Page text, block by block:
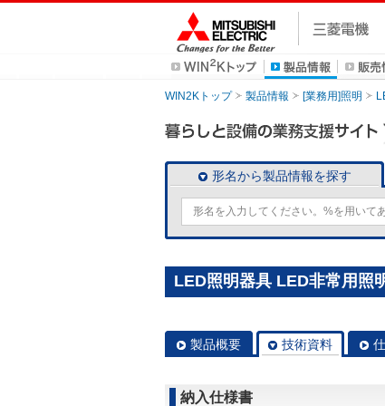
WIN2Kトップ 製品情報 [業務用]照明
形名から製品情報を探す
LED照明器具 LED非常用照
製品概要 技術資料
納入仕様書